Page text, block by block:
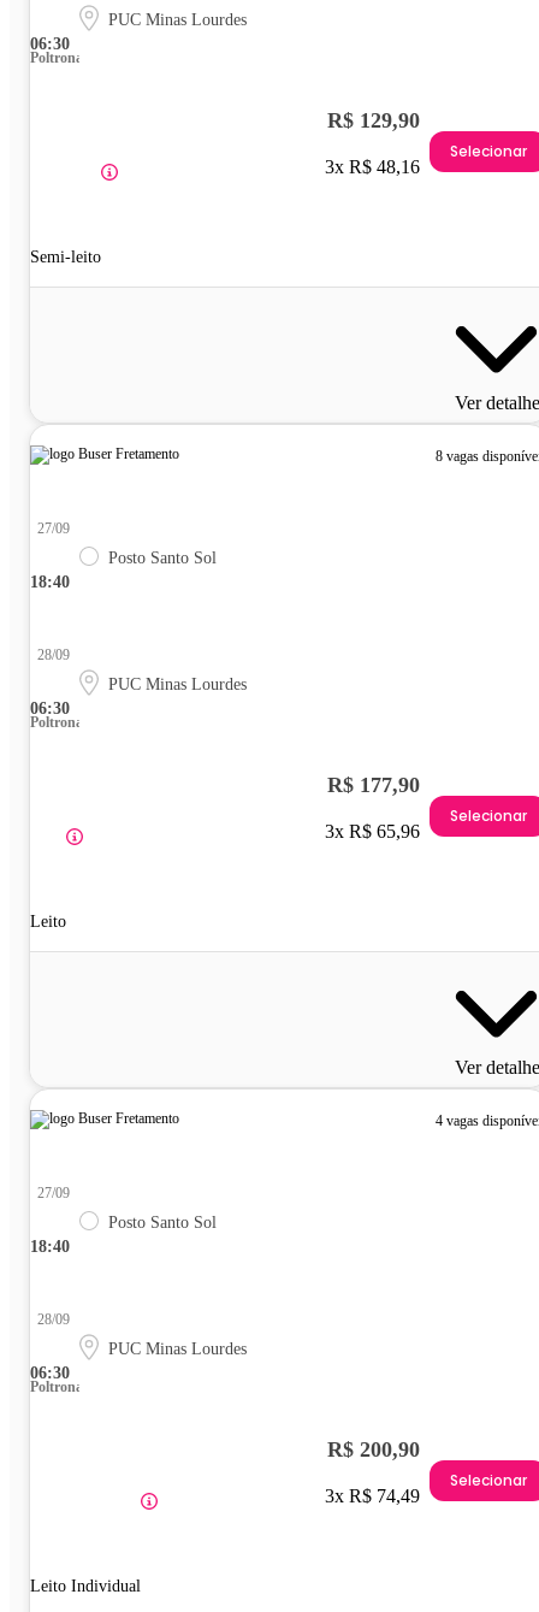
06:30
PUC Minas Lourdes
Poltrona
Semi-leito
R$ 129,90
3x R$ 48,16
Selecionar
Ver
8 vagas
18:40
27/09
Posto Santo Sol
06:30
28/09
PUC Minas Lourdes
Poltrona
Leito
R$ 177,90
3x R$ 65,96
Selecionar
Ver
4 vagas
18:40
27/09
Posto Santo Sol
06:30
28/09
PUC Minas Lourdes
Poltrona
Leito Individual
R$ 200,90
3x R$ 74,49
Selecionar